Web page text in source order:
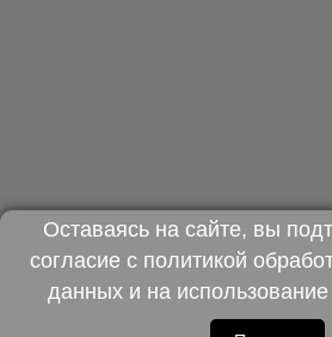
Оставаясь на сайте, вы
согласие с политикой
данныхи на использование